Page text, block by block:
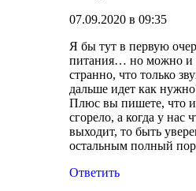
07.09.2020 в 09:35
Я бы тут в первую
питания… но можно и
странно, что только
дальше идет как
Плюс вы пишете, что
сгорело, а когда у нас
выходит, то быть
остальным полный
Ответить